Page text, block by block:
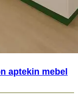
aptekin mebel